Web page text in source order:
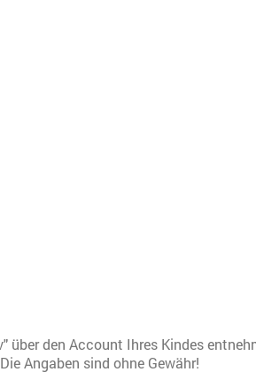
über den Account Ihres Kindes
Angaben sind ohne Gewähr!